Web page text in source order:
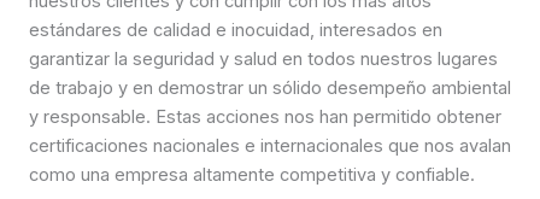
estándares de calidad e inocuidad, interesados en
garantizar la seguridad y salud en todos nuestros lugares
de trabajo y en demostrar un sólido desempeño ambiental
y responsable. Estas acciones nos han permitido obtener
certificaciones nacionales e internacionales que nos avalan
como una empresa altamente competitiva y confiable.